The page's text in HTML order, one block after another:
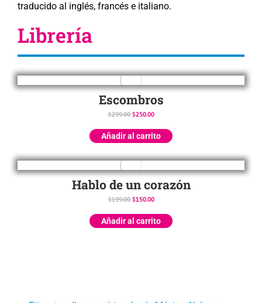
traducido al inglés, francés e italiano.
Librería
Escombros
$299.00 $250.00
Añadir al carrito
Hablo de un corazón
$199.00 $150.00
Añadir al carrito